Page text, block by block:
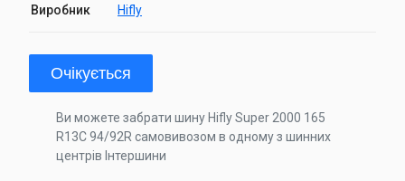
Виробник Hifly
Очікується
Ви можете забрати шину Hifly Super 2000 165
R13C 94/92R самовивозом в одному з шинних
центрів Інтершини